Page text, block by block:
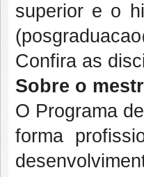
superior e o
Confira as
Sobre o
O Programa
forma